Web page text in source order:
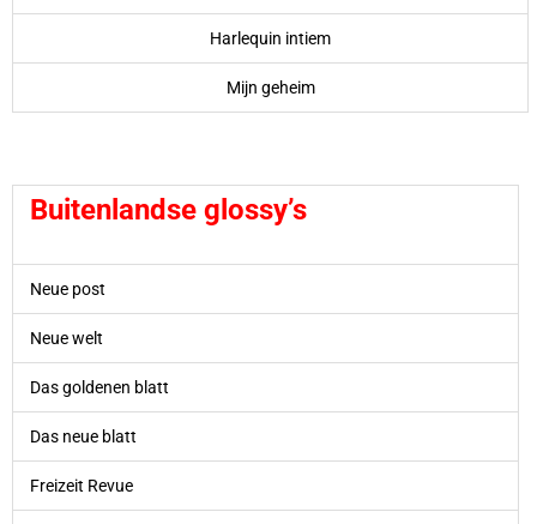
Harlequin intiem
Mijn geheim
Buitenlandse glossy’s
Neue post
Neue welt
Das goldenen blatt
Das neue blatt
Freizeit Revue